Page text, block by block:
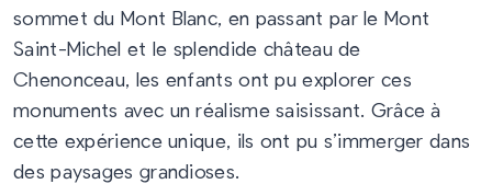
sommet du Mont Blanc, en passant par le Mont
Saint-Michel et le splendide château de
Chenonceau, les enfants ont pu explorer ces
monuments avec un réalisme saisissant. Grâce à
cette expérience unique, ils ont pu s’immerger dans
des paysages grandioses.